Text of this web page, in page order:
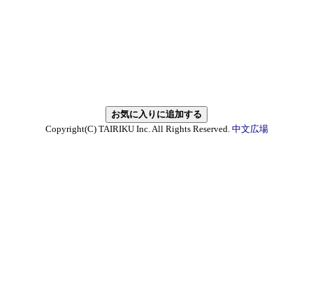
Copyright(C) TAIRIKU Inc. All Rights Reserved. 中文広場